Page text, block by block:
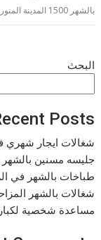
بالشهر 1500 المدينة المنورة
البحث
Posts
شغالات ايجار شهري في
جليسه مسنين بالشهر
طباخات بالشهر في الرياض
شغالات بالشهر المزاحمية
مساعدة شخصية لكبار السن